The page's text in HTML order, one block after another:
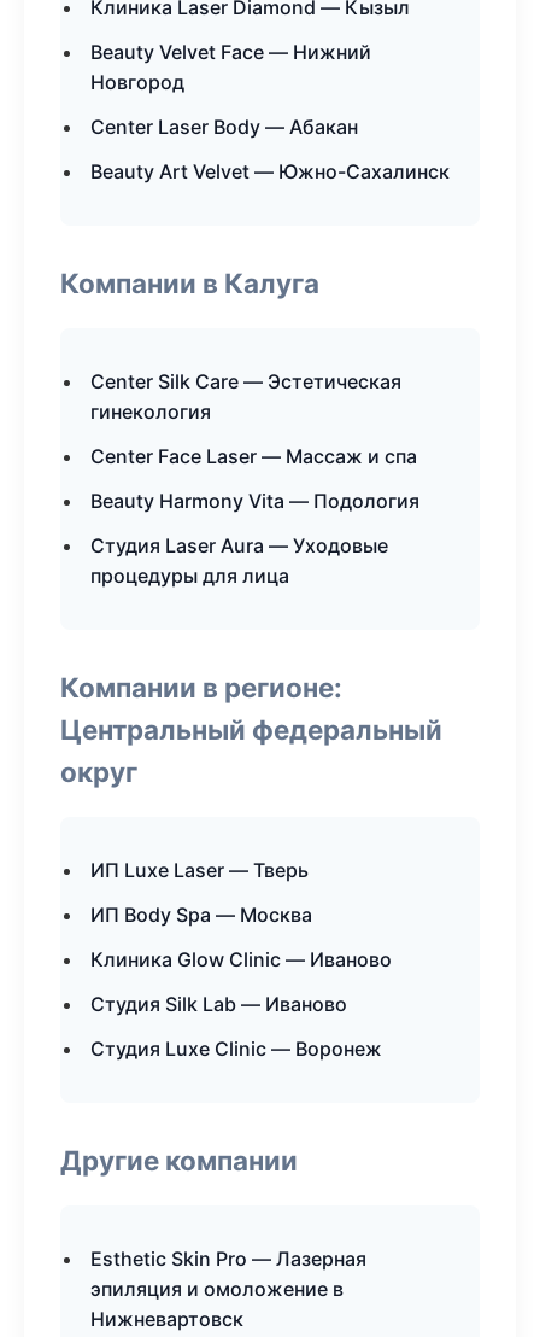
Клиника Laser Diamond — Кызыл
Beauty Velvet Face — Нижний
Новгород
Center Laser Body — Абакан
Beauty Art Velvet — Южно-Сахалинск
Компании в Калуга
Center Silk Care — Эстетическая
гинекология
Center Face Laser — Массаж и спа
Beauty Harmony Vita — Подология
Студия Laser Aura — Уходовые
процедуры для лица
Компании в регионе:
Центральный федеральный
округ
ИП Luxe Laser — Тверь
ИП Body Spa — Москва
Клиника Glow Clinic — Иваново
Студия Silk Lab — Иваново
Студия Luxe Clinic — Воронеж
Другие компании
Esthetic Skin Pro — Лазерная
эпиляция и омоложение в
Нижневартовск